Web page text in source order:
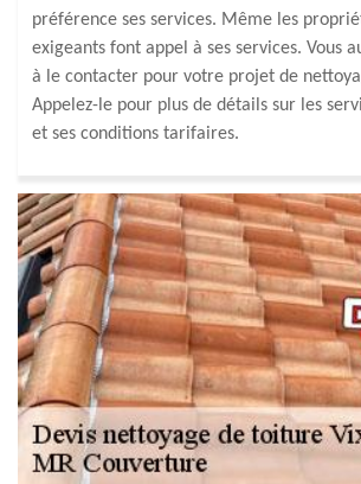
préférence ses services. Même les
exigeants font appel à ses services. Vous
à le contacter pour votre projet de
Appelez-le pour plus de détails sur les
et ses conditions tarifaires.